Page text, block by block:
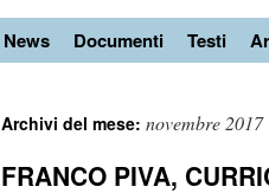
News Documenti Testi
Archivi del mese: novembre 2017
FRANCO PIVA,